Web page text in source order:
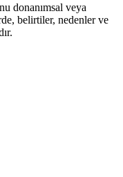
donanımsal veya
belirtiler, nedenler ve